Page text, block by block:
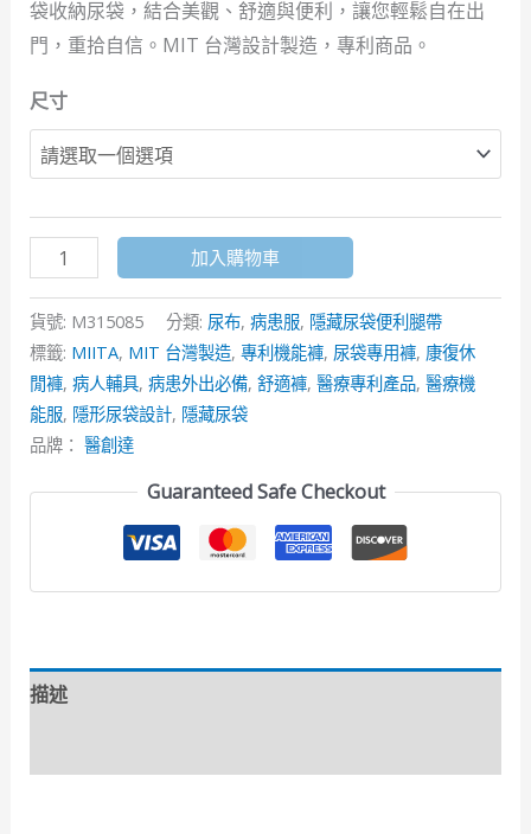
袋收納尿袋，結合美觀、舒適與便利，讓您輕鬆自在出
門，重拾自信。MIT 台灣設計製造，專利商品。
尺寸
加入購物車
貨號: M315085 分類: 尿布, 病患服, 隱藏尿袋便利腿帶
標籤: MIITA, MIT 台灣製造, 專利機能褲, 尿袋專用褲, 康復休
閒褲, 病人輔具, 病患外出必備, 舒適褲, 醫療專利產品, 醫療機
能服, 隱形尿袋設計, 隱藏尿袋
品牌： 醫創達
Guaranteed Safe Checkout
描述